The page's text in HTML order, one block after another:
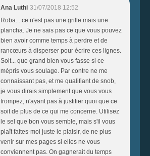
Ana Luthi 31/07/2018 12:52
Roba... ce n'est pas une grille mais une
plancha. Je ne sais pas ce que vous pouvez
bien avoir comme temps à perdre et de
rancœurs à disperser pour écrire ces lignes.
Soit... que grand bien vous fasse si ce
mépris vous soulage. Par contre ne me
connaissant pas, et me qualifiant de snob,
je vous dirais simplement que vous vous
trompez, n'ayant pas à justifier quoi que ce
soit de plus de ce qui me concerne. Utilisez
le sel que bon vous semble, mais s'il vous
plaît faites-moi juste le plaisir, de ne plus
venir sur mes pages si elles ne vous
conviennent pas. On gagnerait du temps